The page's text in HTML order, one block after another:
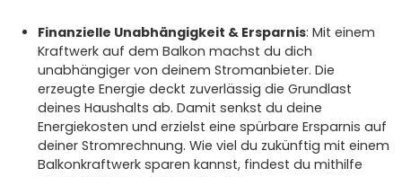
Finanzielle Unabhängigkeit & Ersparnis: Mit einem
Kraftwerk auf dem Balkon machst du dich
unabhängiger von deinem Stromanbieter. Die
erzeugte Energie deckt zuverlässig die Grundlast
deines Haushalts ab. Damit senkst du deine
Energiekosten und erzielst eine spürbare Ersparnis auf
deiner Stromrechnung. Wie viel du zukünftig mit einem
Balkonkraftwerk sparen kannst, findest du mithilfe